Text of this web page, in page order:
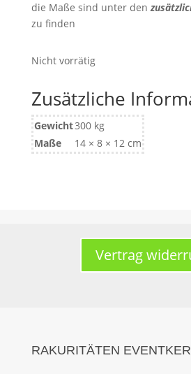
die Maße sind unter den
zu finden
Nicht vorrätig
Zusätzliche
Gewicht300 kg
Maße
14 × 8 × 12 cm
Vertrag
RAKURITÄTEN